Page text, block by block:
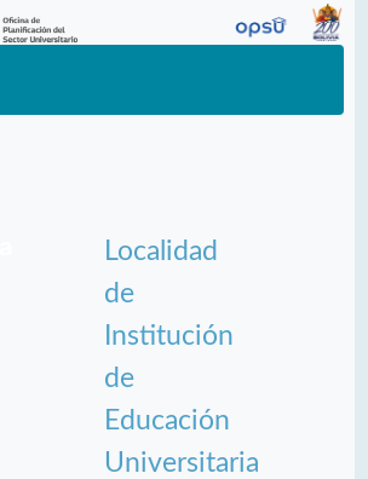
Localidad
de
Institución
de
Educación
Universitaria